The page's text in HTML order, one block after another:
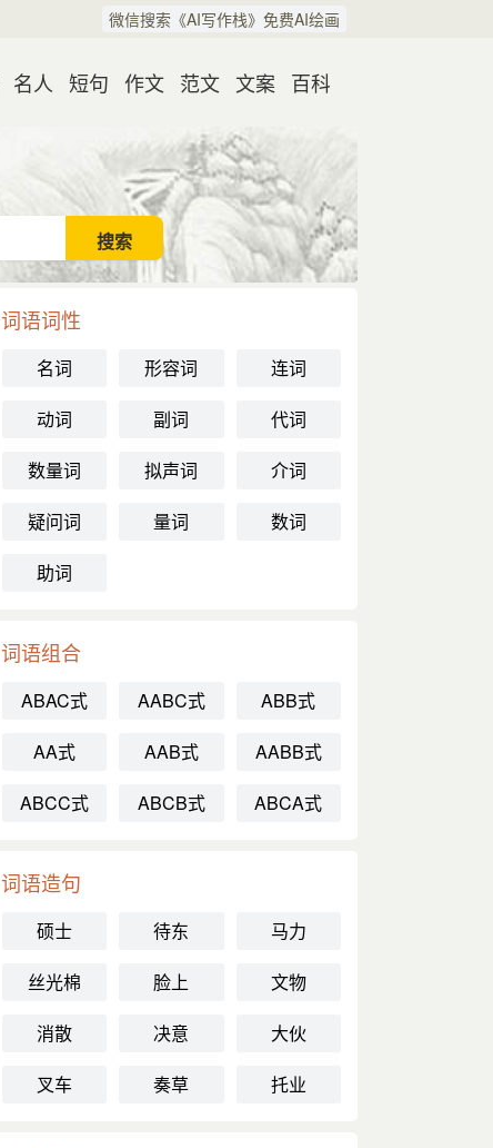
微信搜索《AI写作栈》免费AI绘画
名人 短句 作文 范文 文案 百科
词语词性
名词 形容词
连词
动词
副词
代词
数量词
拟声词
介词
疑问词
量词
数词
助词
词语组合
ABAC式 AABC式
ABB式
AA式
AAB式
AABB式
ABCC式
ABCB式 ABCA式
词语造句
硕士 待东
马力
丝光棉
脸上
文物
消散
决意
大伙
叉车
奏草 托业